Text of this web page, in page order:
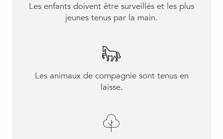
Les enfants doivent être surveillés et les plus
jeunes tenus par la main.
Les animaux de compagnie sont tenus en
laisse.